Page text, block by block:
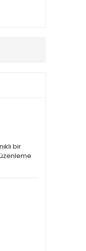
bir